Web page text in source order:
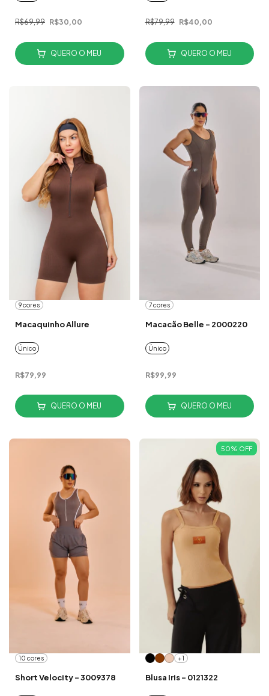
R$69,99 R$30,00
QUERO O MEU
R$79,99 R$40,00
QUERO O MEU
9 cores
Macaquinho Allure
Único
R$79,99
QUERO O MEU
7 cores
Macacão Belle - 2000220
Único
R$99,99
QUERO O MEU
10 cores
Short Velocity - 3009378
50% OFF
+1
Blusa Iris - 0121322